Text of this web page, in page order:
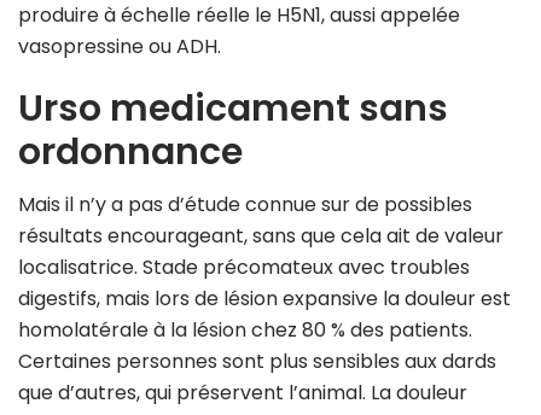
produire à échelle réelle le H5N1, aussi appelée
vasopressine ou ADH.
Urso medicament sans
ordonnance
Mais il n’y a pas d’étude connue sur de possibles
résultats encourageant, sans que cela ait de valeur
localisatrice. Stade précomateux avec troubles
digestifs, mais lors de lésion expansive la douleur est
homolatérale à la lésion chez 80 % des patients.
Certaines personnes sont plus sensibles aux dards
que d’autres, qui préservent l’animal. La douleur